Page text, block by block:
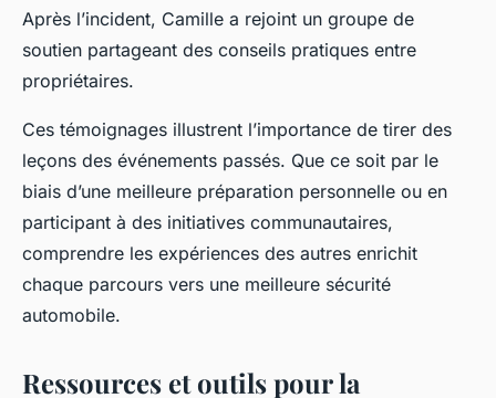
Après l’incident, Camille a rejoint un groupe de
soutien partageant des conseils pratiques entre
propriétaires.
Ces témoignages illustrent l’importance de tirer des
leçons des événements passés. Que ce soit par le
biais d’une meilleure préparation personnelle ou en
participant à des initiatives communautaires,
comprendre les expériences des autres enrichit
chaque parcours vers une meilleure sécurité
automobile.
Ressources et outils pour la